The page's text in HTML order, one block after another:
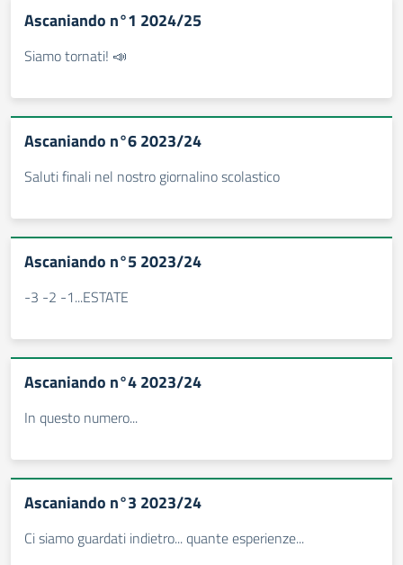
Ascaniando n°1 2024/25
Siamo tornati! 📣
Ascaniando n°6 2023/24
Saluti finali nel nostro giornalino scolastico
Ascaniando n°5 2023/24
-3 -2 -1...ESTATE
Ascaniando n°4 2023/24
In questo numero...
Ascaniando n°3 2023/24
Ci siamo guardati indietro... quante esperienze...